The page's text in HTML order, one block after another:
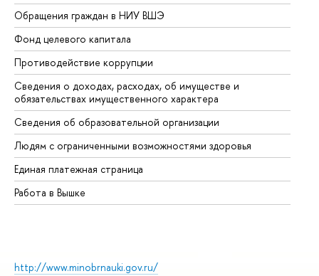
Обращения граждан в НИУ ВШЭ
Фонд целевого капитала
Противодействие коррупции
Сведения о доходах, расходах, об имуществе и
обязательствах имущественного характера
Сведения об образовательной организации
Людям с ограниченными возможностями здоровья
Единая платежная страница
Работа в Вышке
http://www.minobrnauki.gov.ru/